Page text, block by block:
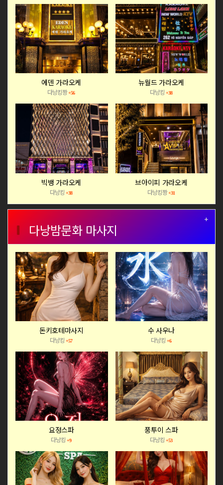
에덴 가라오케
다낭킹짱+56
뉴월드 가라오케
다낭킹 +38
빅뱅 가라오케
다낭킹+38
브아이피 가라오케
다낭킹짱+31
+
다낭밤문화 마사지
돈키호테마사지
다낭킹+57
수 사우나
다낭킹 +6
요정스파
다낭킹+9
풍투이 스파
다낭킹 +53